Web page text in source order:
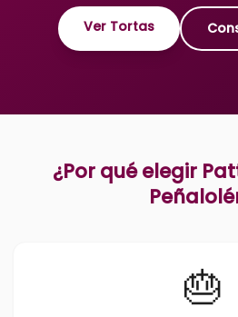
Ver Tortas
¿Por qué elegir
🎂